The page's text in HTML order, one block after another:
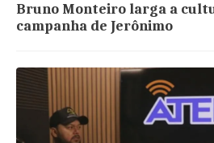
Bruno Monteiro larga a
campanha de Jerônimo